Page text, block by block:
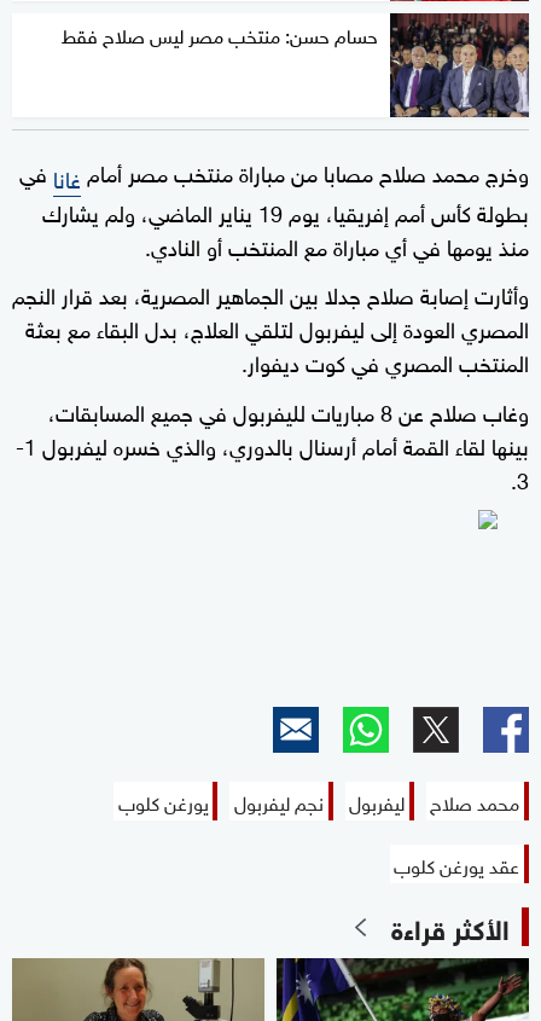
حسام حسن: منتخب مصر ليس صلاح فقط
وخرج محمد صلاح مصابا من مباراة منتخب مصر أمامغانا في
بطولة كأس أمم إفريقيا، يوم 19 يناير الماضي، ولم يشارك
منذ يومها في أي مباراة مع المنتخب أو النادي.
وأثارت إصابة صلاح جدلا بين الجماهير المصرية، بعد قرار النجم
المصري العودة إلى ليفربول لتلقي العلاج، بدل البقاء مع بعثة
المنتخب المصري في كوت ديفوار.
وغاب صلاح عن 8 مباريات لليفربول في جميع المسابقات،
بينها لقاء القمة أمام أرسنال بالدوري، والذي خسره ليفربول 1-
3.
محمد صلاح ليفربول نجم ليفربول
يورغن كلوب
عقد يورغن كلوب
الأكثر قراءة